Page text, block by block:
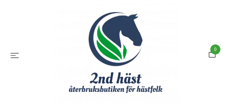
0